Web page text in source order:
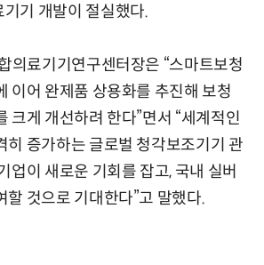
기 개발이 절실했다.
의료기기연구센터장은 “스마트보청
이어 완제품 상용화를 추진해 보청
크게 개선하려 한다”면서 “세계적인
히 증가하는 글로벌 청각보조기기 관
업이 새로운 기회를 잡고, 국내 실버
할 것으로 기대한다”고 말했다.